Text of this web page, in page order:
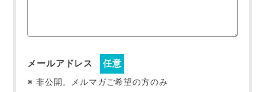
メールアドレス 任意
※ 非公開。メルマガご希望の方のみ